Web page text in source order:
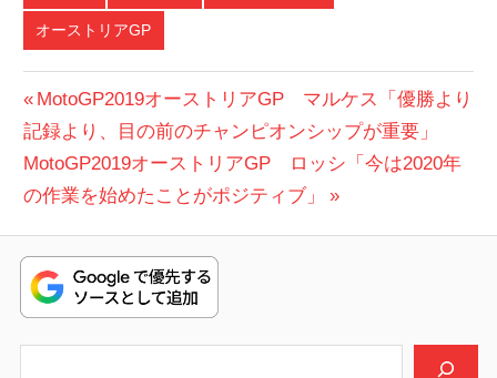
オーストリアGP
投
稿
ナ
ビ
ゲ
ー
前
の
投
稿:
MotoGP2019オーストリアGP マルケス「優勝より
記録より、目の前のチャンピオンシップが重要」
次
の
稿:
MotoGP2019オーストリアGP ロッシ「今は2020年
の作業を始めたことがポジティブ」